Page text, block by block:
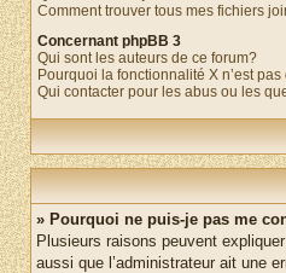
Comment trouver tous mes fichiers
Concernant phpBB 3
Qui sont les auteurs de ce forum?
Pourquoi la fonctionnalité X n’est
Qui contacter pour les abus ou les
» Pourquoi ne puis-je pas me
Plusieurs raisons peuvent
aussi que l’administrateur ait une